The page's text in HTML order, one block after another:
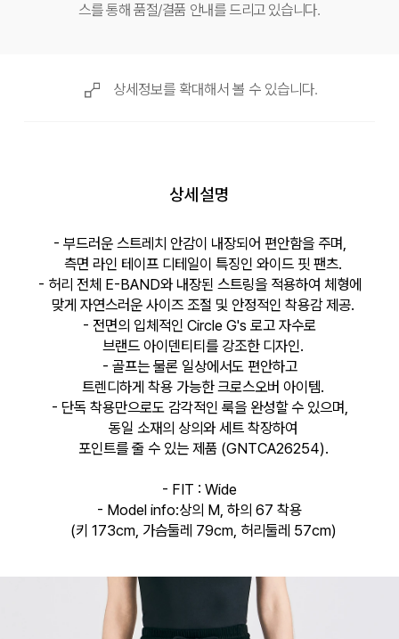
스를 통해 품절/결품 안내를 드리고 있습니다.
상세정보를 확대해서 볼 수 있습니다.
상세설명
- 부드러운 스트레치 안감이 내장되어 편안함을 주며,
측면 라인 테이프 디테일이 특징인 와이드 핏 팬츠.
- 허리 전체 E-BAND와 내장된 스트링을 적용하여 체형에
맞게 자연스러운 사이즈 조절 및 안정적인 착용감 제공.
- 전면의 입체적인 Circle G's 로고 자수로
브랜드 아이덴티티를 강조한 디자인.
- 골프는 물론 일상에서도 편안하고
트렌디하게 착용 가능한 크로스오버 아이템.
- 단독 착용만으로도 감각적인 룩을 완성할 수 있으며,
동일 소재의 상의와 세트 착장하여
포인트를 줄 수 있는 제품 (GNTCA26254).
- FIT : Wide
- Model info:상의 M, 하의 67 착용
(키 173cm, 가슴둘레 79cm, 허리둘레 57cm)